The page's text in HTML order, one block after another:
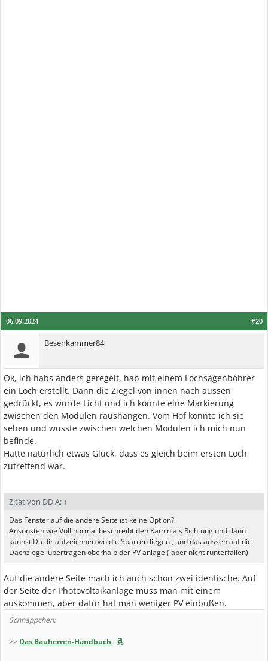
#20
06.09.2024
Besenkammer84
Ok, ich habs anders geregelt, hab mit einem Lochsägenböhrer
ein Loch erstellt. Dann die Ziegel von innen nach aussen
gedrückt, es wurde Licht und ich konnte eine Markierung
zwischen den Modulen raushängen. Vom Hof konnte ich sie
sehen und wusste zwischen welchen Modulen ich mich nun
befinde.
Hatte natürlich etwas Glück, dass es gleich beim ersten Loch
zutreffend war.
Zitat von DD A: ↑
Das Fenster auf die andere Seite ist keine Option?
Ansonsten wie Voll normal beschreibt den Kamin als Richtung und dann
kannst Du dir aufzeichnen wo die Sparren liegen , und das aussen auf die
Dachziegel übertragen oberhalb der PV anlage ( aber nicht runterfallen)
Auf die andere Seite mach ich auch schon zwei identische. Auf
der Seite der Photovoltaikanlage muss man mit einem
auskommen, aber dafür hat man weniger PV einbußen.
Schnäppchen:
>> Das Bauherren-Handbuch